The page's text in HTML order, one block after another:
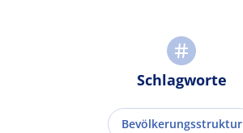
Schlagworte
Bevölkerungsstruktur